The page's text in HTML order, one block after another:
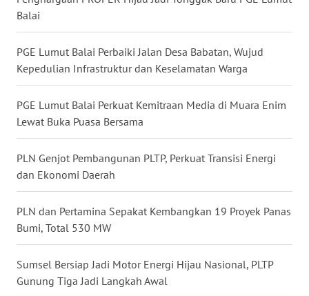
Balai
PGE Lumut Balai Perbaiki Jalan Desa Babatan, Wujud
Kepedulian Infrastruktur dan Keselamatan Warga
PGE Lumut Balai Perkuat Kemitraan Media di Muara Enim
Lewat Buka Puasa Bersama
PLN Genjot Pembangunan PLTP, Perkuat Transisi Energi
dan Ekonomi Daerah
PLN dan Pertamina Sepakat Kembangkan 19 Proyek Panas
Bumi, Total 530 MW
Sumsel Bersiap Jadi Motor Energi Hijau Nasional, PLTP
Gunung Tiga Jadi Langkah Awal
NUSANTARA
WN
JOGJA
WN
WN
WN
KALBAR
WN
KALTENG